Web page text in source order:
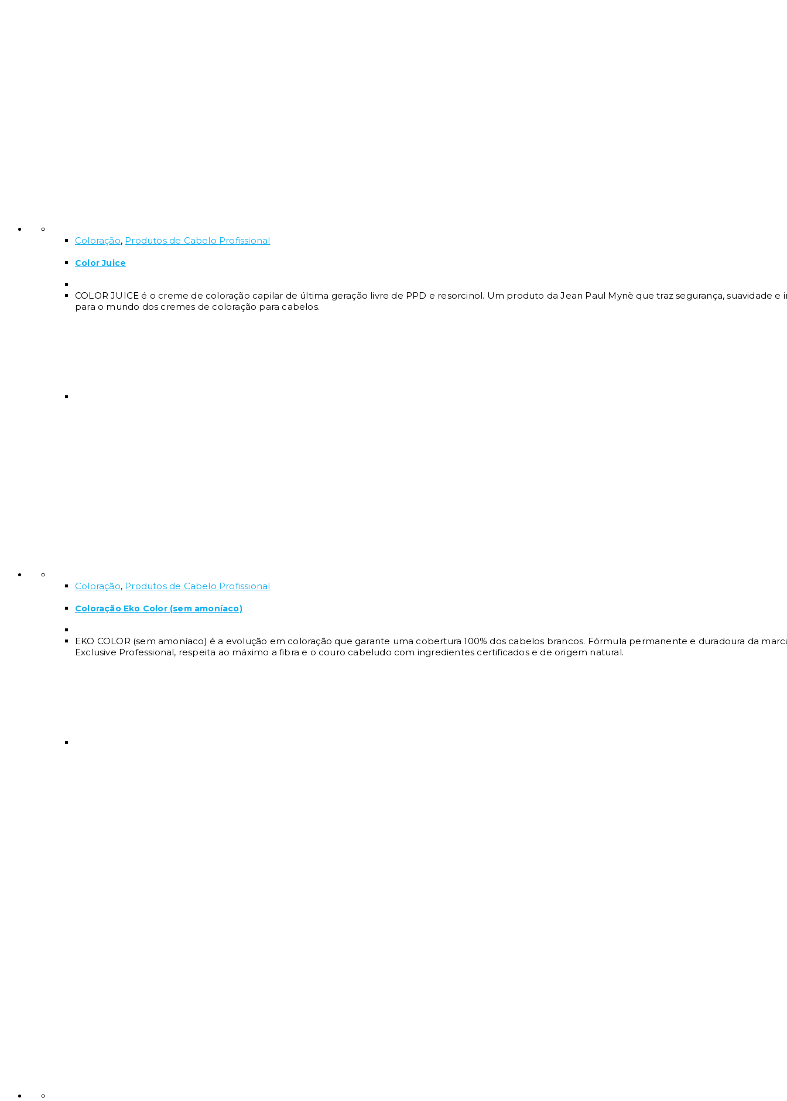
Coloração, Produtos de Cabelo Profissional
Color Juice
COLOR JUICE é o creme de coloração capilar de última geração livre de PPD e resorcinol. Um produto da Jean Paul Mynè que traz segurança, suavidade e
para o mundo dos cremes de coloração para cabelos.
Coloração, Produtos de Cabelo Profissional
Coloração Eko Color (sem amoníaco)
EKO COLOR (sem amoníaco) é a evolução em coloração que garante uma cobertura 100% dos cabelos brancos. Fórmula permanente e duradoura da
Exclusive Professional, respeita ao máximo a fibra e o couro cabeludo com ingredientes certificados e de origem natural.